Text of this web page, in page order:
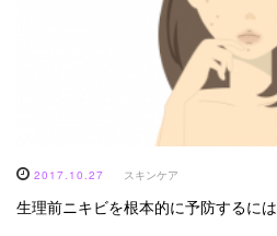
2017.10.27 スキンケア
生理前ニキビを根本的に予防するには